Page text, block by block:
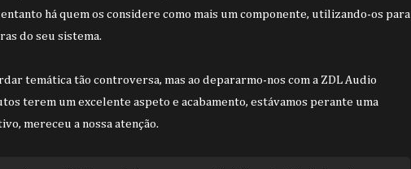
há quem os considere como mais um componente, utilizando-os para
do seu sistema.
temática tão controversa, mas ao depararmo-nos com a ZDL Audio
terem um excelente aspeto e acabamento, estávamos perante uma
mereceu a nossa atenção.